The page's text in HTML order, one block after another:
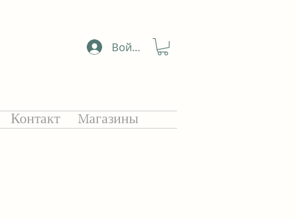
Войти
Контакт Mагазины